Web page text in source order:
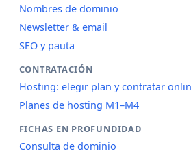
Nombres de dominio
Newsletter & email
SEO y pauta
CONTRATACIÓN
Hosting: elegir plan y contratar
Planes de hosting M1–M4
FICHAS EN PROFUNDIDAD
Consulta de dominio